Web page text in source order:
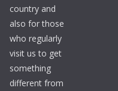
country and
also for those
who regularly
visit us to get
something
different from